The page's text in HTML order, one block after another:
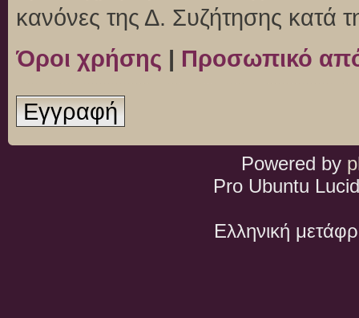
κανόνες της Δ. Συζήτησης κατά
Όροι χρήσης | Προσωπικό
Εγγραφή
Powered by
Pro Ubuntu
Ελληνική